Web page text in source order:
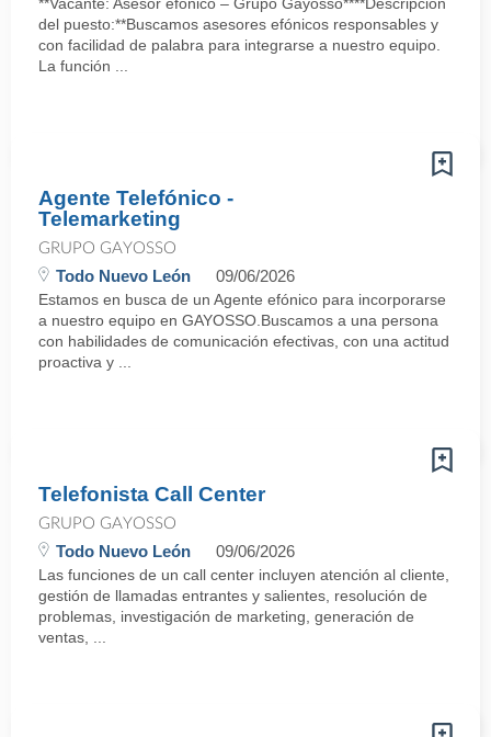
del puesto:**Buscamos asesores efónicos responsables y
con facilidad de palabra para integrarse a nuestro equipo.
La función ...
Agente Telefónico -
Telemarketing
GRUPO GAYOSSO
Todo Nuevo León 09/06/2026
Estamos en busca de un Agente efónico para incorporarse
a nuestro equipo en GAYOSSO.Buscamos a una persona
con habilidades de comunicación efectivas, con una actitud
proactiva y ...
Telefonista Call Center
GRUPO GAYOSSO
Todo Nuevo León 09/06/2026
Las funciones de un call center incluyen atención al cliente,
gestión de llamadas entrantes y salientes, resolución de
problemas, investigación de marketing, generación de
ventas, ...